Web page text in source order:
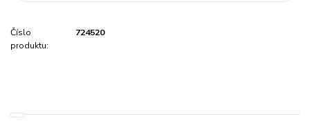
Číslo
produktu:
724520